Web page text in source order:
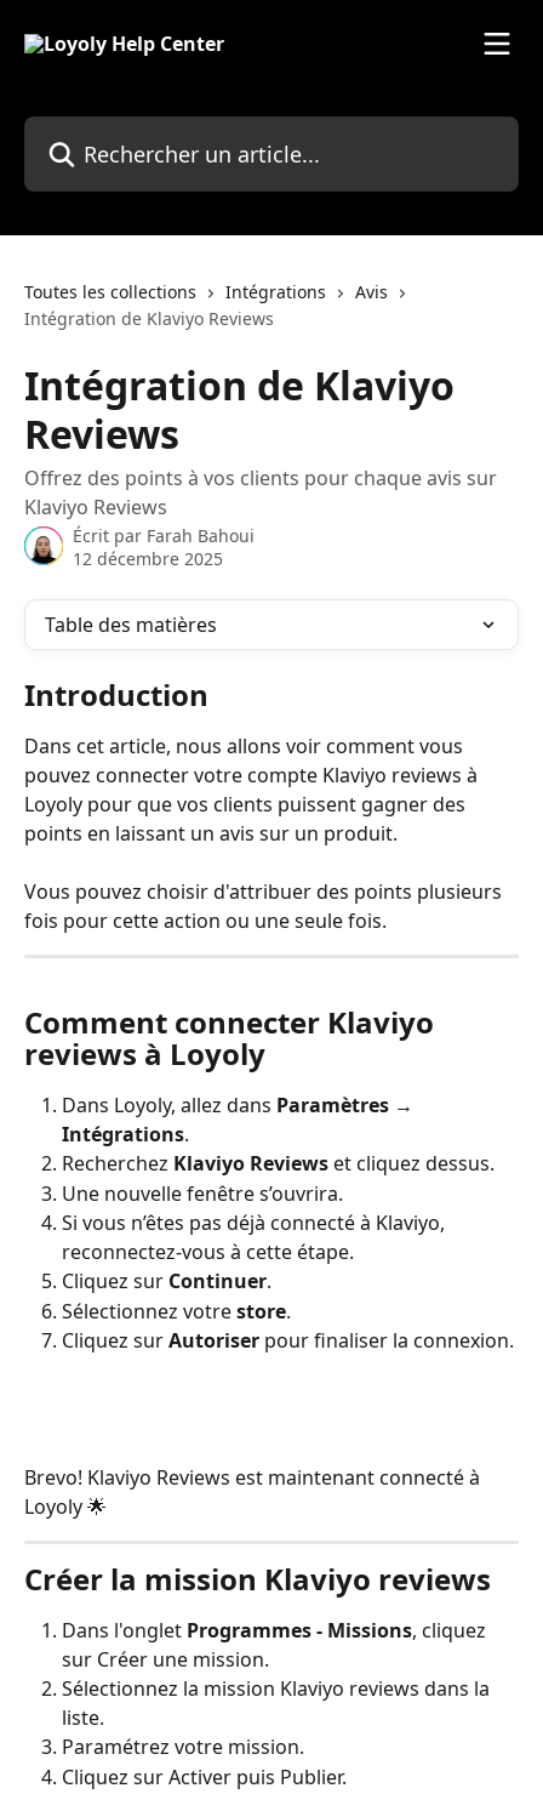
Rechercher un article...
Toutes les collections Intégrations
Avis
Intégration de Klaviyo Reviews
Intégration de Klaviyo
Reviews
Offrez des points à vos clients pour chaque avis sur
Klaviyo Reviews
Écrit par Farah Bahoui
12 décembre 2025
Table des matières
Introduction
Dans cet article, nous allons voir comment vous
pouvez connecter votre compte Klaviyo reviews à
Loyoly pour que vos clients puissent gagner des
points en laissant un avis sur un produit.
Vous pouvez choisir d'attribuer des points plusieurs
fois pour cette action ou une seule fois.
Comment connecter Klaviyo
reviews à Loyoly
Dans Loyoly, allez dans Paramètres →
Intégrations.
Recherchez Klaviyo Reviews et cliquez dessus.
Une nouvelle fenêtre s’ouvrira.
Si vous n’êtes pas déjà connecté à Klaviyo,
reconnectez-vous à cette étape.
Cliquez sur Continuer.
Sélectionnez votre store.
Cliquez sur Autoriser pour finaliser la connexion.
Brevo! Klaviyo Reviews est maintenant connecté à
Loyoly 🌟
Créer la mission Klaviyo reviews
Dans l'onglet Programmes - Missions, cliquez
sur Créer une mission.
Sélectionnez la mission Klaviyo reviews dans la
liste.
Paramétrez votre mission.
Cliquez sur Activer puis Publier.